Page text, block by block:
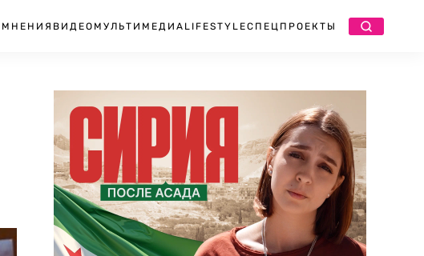
МНЕНИЯ ВИДЕО МУЛЬТИМЕДИА LIFESTYLEСПЕЦПРОЕКТЫ